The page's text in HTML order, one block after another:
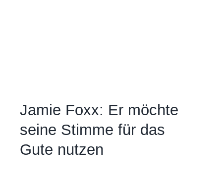
Jamie Foxx: Er möchte
seine Stimme für das
Gute nutzen